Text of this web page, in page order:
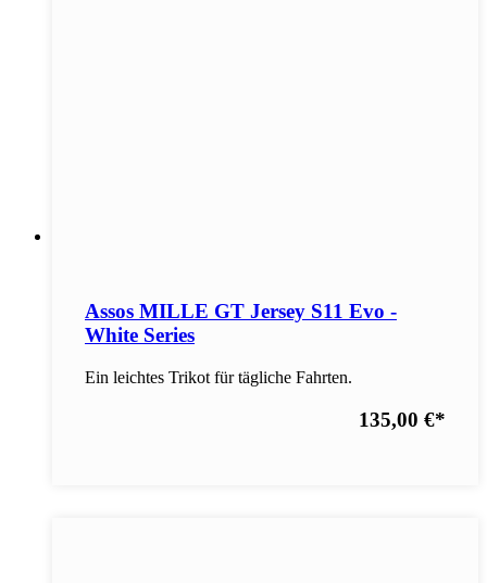
Assos MILLE GT Jersey S11 Evo -
White Series
Ein leichtes Trikot für tägliche Fahrten.
135,00 €*